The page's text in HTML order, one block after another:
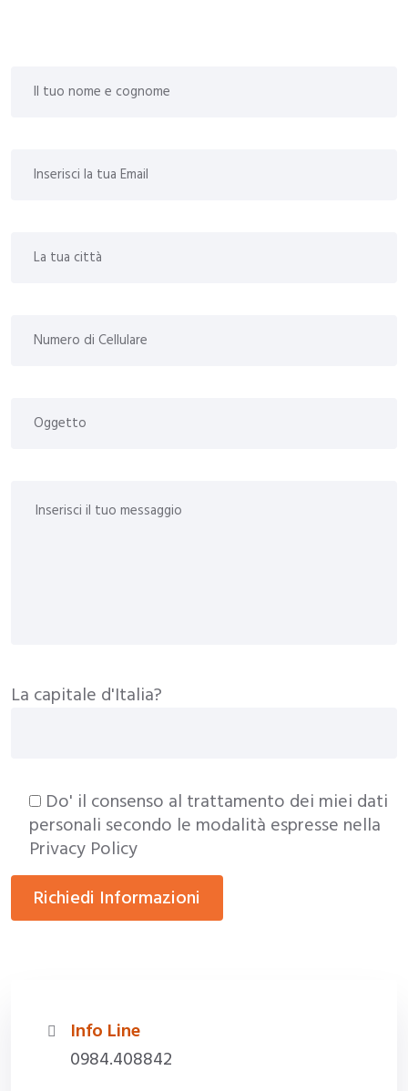
La capitale d'Italia?
Do' il consenso al trattamento dei miei dati
personali secondo le modalità espresse nella
Privacy Policy
Info Line
0984.408842